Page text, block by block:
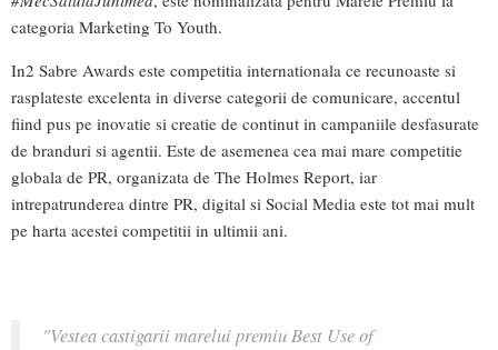
categoria Marketing To Youth.
In2 Sabre Awards este competitia internationala ce recunoaste si
rasplateste excelenta in diverse categorii de comunicare, accentul
fiind pus pe inovatie si creatie de continut in campaniile desfasurate
de branduri si agentii. Este de asemenea cea mai mare competitie
globala de PR, organizata de The Holmes Report, iar
intrepatrunderea dintre PR, digital si Social Media este tot mai mult
pe harta acestei competitii in ultimii ani.
"Vestea castigarii marelui premiu Best Use of